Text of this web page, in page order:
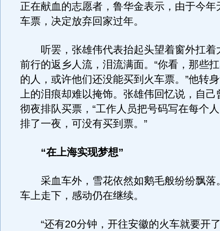
正在献血的志愿者，鲁华金表示，由于今年
车票，决定放弃回家过年。
听罢，张雄伟代表抬起头望着窗外扛着
前行的返乡人流，泪流满面。“你看，那些
的人，或许他们还没能买到火车票。”他转
上的泪痕却难以掩饰。张雄伟回忆说，自己
彻夜排队买票，“工作人员把号码写在每个
排了一夜，可没有买到票。”
“在上海实现梦想”
采血车外，雪花依然如鹅毛般纷纷飘落
车上走下，感动仍在继续。
“还有20分钟，开往安徽的火车就要开了